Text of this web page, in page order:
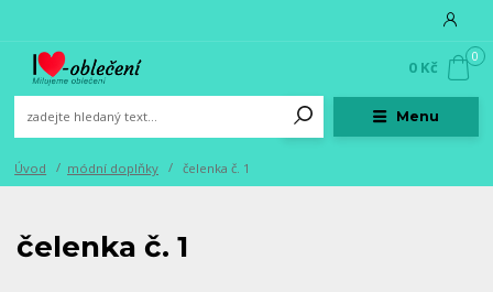
Menu
0
0 Kč
Úvod módní doplňky čelenka č. 1
čelenka č. 1